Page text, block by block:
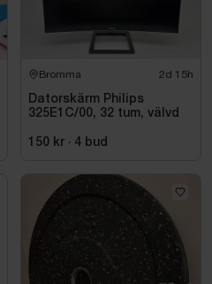
Bromma 2d 15h
Datorskärm Philips
325E1C/00, 32 tum, välvd
150 kr · 4 bud